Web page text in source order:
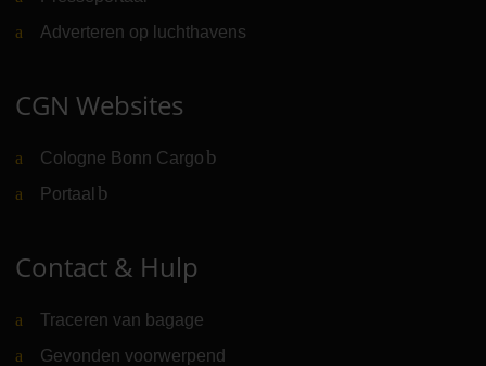
Adverteren op luchthavens
CGN Websites
Cologne Bonn Cargo (Link naar externe website)
Portaal (Link naar externe website)
Contact & Hulp
Traceren van bagage
Gevonden voorwerpend